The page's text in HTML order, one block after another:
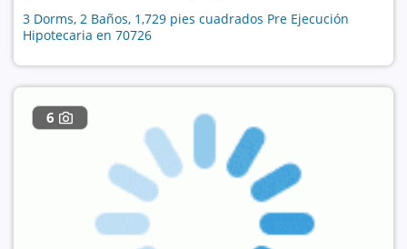
3 Dorms, 2 Baños, 1,729 pies cuadrados Pre Ejecución
Hipotecaria en 70726
6